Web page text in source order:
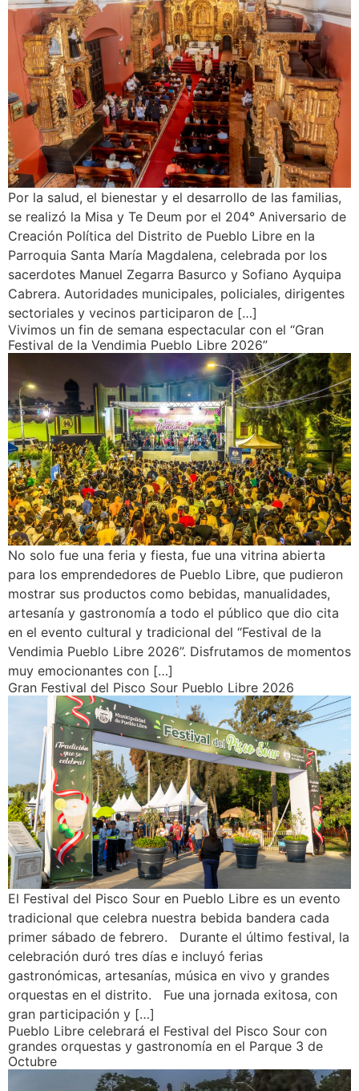
Por la salud, el bienestar y el desarrollo de las familias,
se realizó la Misa y Te Deum por el 204° Aniversario de
Creación Política del Distrito de Pueblo Libre en la
Parroquia Santa María Magdalena, celebrada por los
sacerdotes Manuel Zegarra Basurco y Sofiano Ayquipa
Cabrera. Autoridades municipales, policiales, dirigentes
sectoriales y vecinos participaron de […]
Vivimos un fin de semana espectacular con el “Gran
Festival de la Vendimia Pueblo Libre 2026”
No solo fue una feria y fiesta, fue una vitrina abierta
para los emprendedores de Pueblo Libre, que pudieron
mostrar sus productos como bebidas, manualidades,
artesanía y gastronomía a todo el público que dio cita
en el evento cultural y tradicional del “Festival de la
Vendimia Pueblo Libre 2026”. Disfrutamos de momentos
muy emocionantes con […]
Gran Festival del Pisco Sour Pueblo Libre 2026
El Festival del Pisco Sour en Pueblo Libre es un evento
tradicional que celebra nuestra bebida bandera cada
primer sábado de febrero. Durante el último festival, la
celebración duró tres días e incluyó ferias
gastronómicas, artesanías, música en vivo y grandes
orquestas en el distrito. Fue una jornada exitosa, con
gran participación y […]
Pueblo Libre celebrará el Festival del Pisco Sour con
grandes orquestas y gastronomía en el Parque 3 de
Octubre